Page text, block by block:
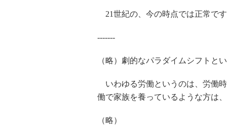
21世紀の、今の時点では正常で
-------
（略）劇的なパラダイムシフトと
いわゆる労働というのは、労働
働で家族を養っているような方は
（略）